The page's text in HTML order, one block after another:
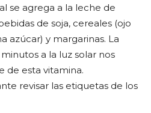
se agrega a la leche de
de soja, cereales (ojo
azúcar) y margarinas. La
a la luz solar nos
de esta vitamina.
revisar las etiquetas de los